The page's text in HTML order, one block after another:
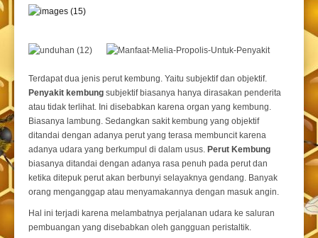
Terdapat dua jenis perut kembung. Yaitu subjektif dan objektif.
Penyakit kembung subjektif biasanya hanya dirasakan penderita
atau tidak terlihat. Ini disebabkan karena organ yang kembung.
Biasanya lambung. Sedangkan sakit kembung yang objektif
ditandai dengan adanya perut yang terasa membuncit karena
adanya udara yang berkumpul di dalam usus. Perut Kembung
biasanya ditandai dengan adanya rasa penuh pada perut dan
ketika ditepuk perut akan berbunyi selayaknya gendang. Banyak
orang menganggap atau menyamakannya dengan masuk angin.
Hal ini terjadi karena melambatnya perjalanan udara ke saluran
pembuangan yang disebabkan oleh gangguan peristaltik.